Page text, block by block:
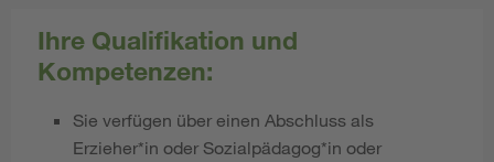
Ihre Qualifikation und
Kompetenzen:
Sie verfügen über einen Abschluss als
Erzieher*in oder Sozialpädagog*in oder